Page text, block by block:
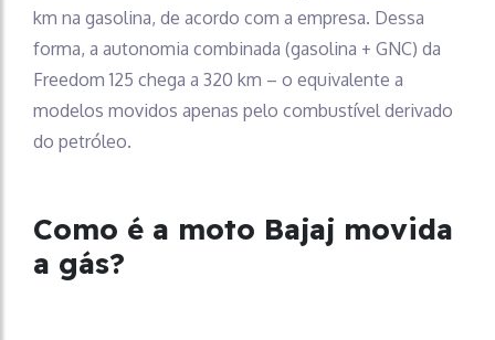
km na gasolina, de acordo com a empresa. Dessa
forma, a autonomia combinada (gasolina + GNC) da
Freedom 125 chega a 320 km – o equivalente a
modelos movidos apenas pelo combustível derivado
do petróleo.
Como é a moto Bajaj movida
a gás?